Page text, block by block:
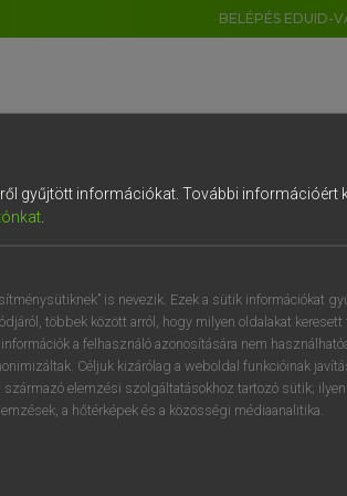
BELÉPÉS EDUID-
szótár
szócikk
NINCS ELŐFIZETÉSED?
gyűjtött információkat. További információért
.
is nevezik. Ezek a sütik információkat
többek között arról, hogy milyen oldalakat keresett
a felhasználó azonosítására nem
Céljuk kizárólag a weboldal funkcióinak
elemzési szolgáltatásokhoz tartozó sütik;
a hőtérképek és a közösségi médiaanalitika.
NL
4 5 6 7 8 9
e r t z u i
f g h j k l é
x c v b n m , .